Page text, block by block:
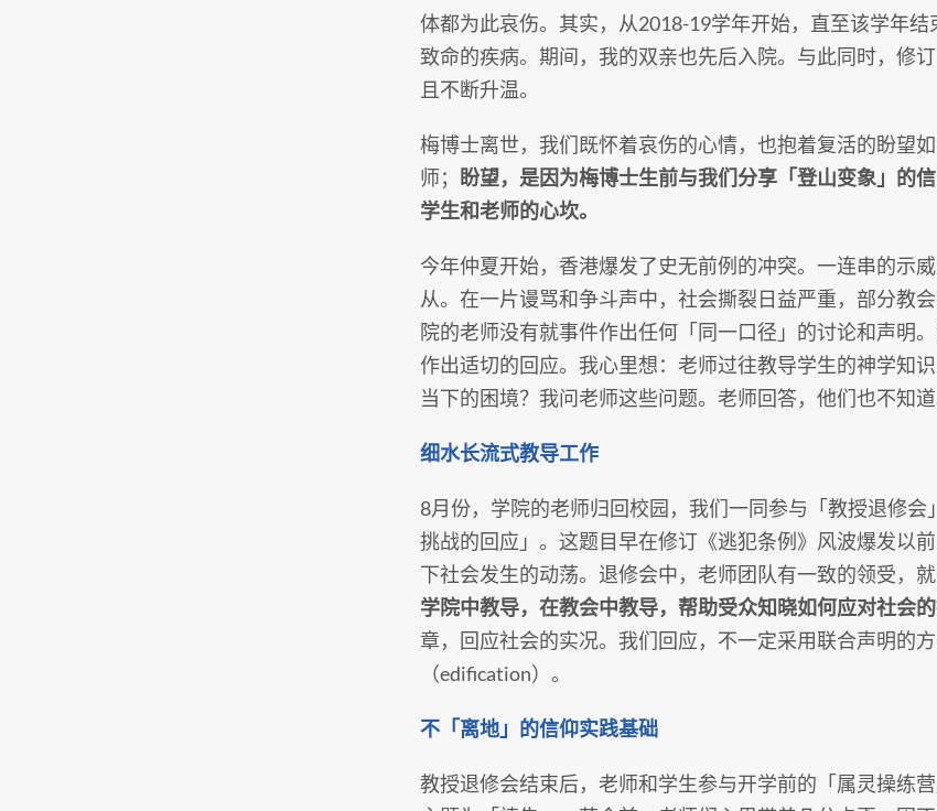
体都为此哀伤。其实，从2018-19学年开始，直至该学年
致命的疾病。期间，我的双亲也先后入院。与此同时，修
且不断升温。
梅博士离世，我们既怀着哀伤的心情，也抱着复活的盼望
师；
盼望，是因为梅博士生前与我们分享「登山变象」的
学生和老师的心坎。
今年仲夏开始，香港爆发了史无前例的冲突。一连串的示
从。在一片谩骂和争斗声中，社会撕裂日益严重，部分教
院的老师没有就事件作出任何「同一口径」的讨论和声明
作出适切的回应。我心里想：老师过往教导学生的神学知
当下的困境？我问老师这些问题。老师回答，他们也不知道
细水长流式教导工作
8月份，学院的老师归回校园，我们一同参与「教授退修
挑战的回应」。这题目早在修订《逃犯条例》风波爆发以
下社会发生的动荡。退修会中，老师团队有一致的领受，
学院中教导，在教会中教导，帮助受众知晓如何应对社会的
章，回应社会的实况。我们回应，不一定采用联合声明的
（edification）。
不「离地」的信仰实践基础
教授退修会结束后，老师和学生参与开学前的「属灵操练